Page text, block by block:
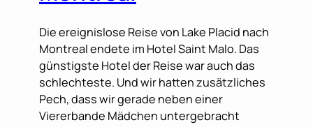
Die ereignislose Reise von Lake Placid nach
Montreal endete im Hotel Saint Malo. Das
günstigste Hotel der Reise war auch das
schlechteste. Und wir hatten zusätzliches
Pech, dass wir gerade neben einer
Viererbande Mädchen untergebracht